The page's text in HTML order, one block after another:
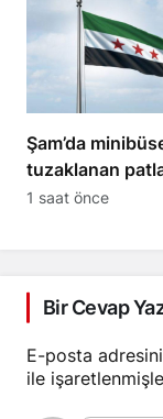
Şam’da
tuzaklanan
infilak etti: 2 ölü,
1 saat önce
Bir Cevap
E-posta
ile